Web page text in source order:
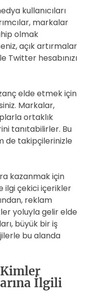
kullanıcıları
markalar
olmak
açık artırmalar
Twitter hesabınızı
elde etmek için
Markalar,
ortaklık
tanıtabilirler. Bu
de takipçilerinizle
kazanmak için
ilgi çekici içerikler
reklam
yoluyla gelir elde
büyük bir iş
bu alanda
Kimler
İlgili